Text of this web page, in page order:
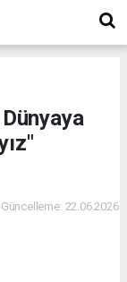
22.06.2026